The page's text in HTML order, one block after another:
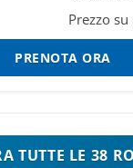
Prezzo
PRENOTA ORA
TUTTE LE 38